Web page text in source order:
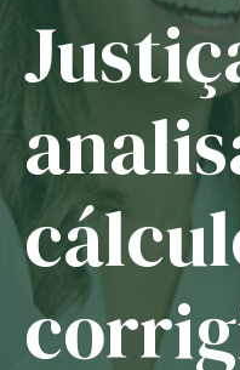
Home
O Sindicato
Jurídico
Convênios
Notícias